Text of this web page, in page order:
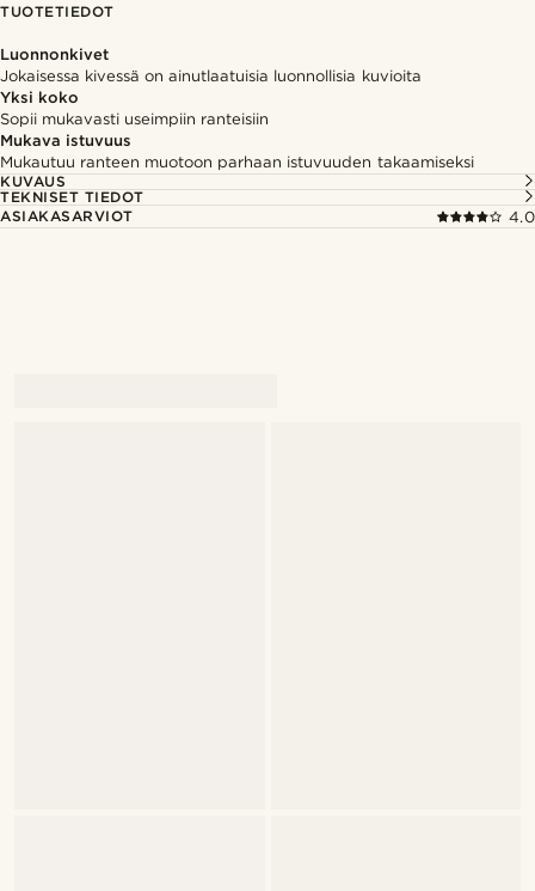
TUOTETIEDOT
Luonnonkivet
Jokaisessa kivessä on ainutlaatuisia luonnollisia kuvioita
Yksi koko
Sopii mukavasti useimpiin ranteisiin
Mukava istuvuus
Mukautuu ranteen muotoon parhaan istuvuuden takaamiseksi
KUVAUS
TEKNISET TIEDOT
ASIAKASARVIOT
4.0